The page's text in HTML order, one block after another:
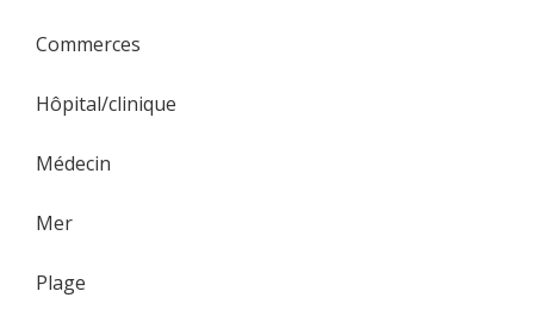
Commerces
Hôpital/clinique
Médecin
Mer
Plage